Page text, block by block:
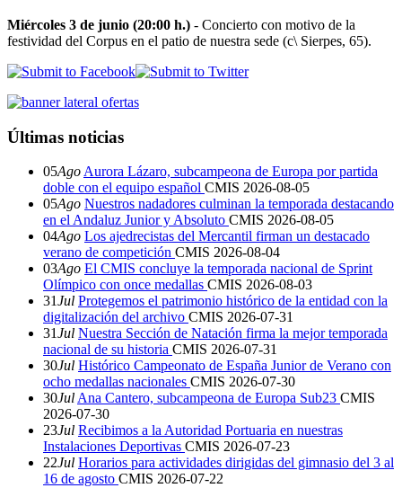
Miércoles 3 de junio (20:00 h.) - Concierto con motivo de la
festividad del Corpus en el patio de nuestra sede (c\ Sierpes, 65).
Últimas noticias
05Ago Aurora Lázaro, subcampeona de Europa por partida
doble con el equipo español CMIS 2026-08-05
05Ago Nuestros nadadores culminan la temporada destacando
en el Andaluz Junior y Absoluto CMIS 2026-08-05
04Ago Los ajedrecistas del Mercantil firman un destacado
verano de competición CMIS 2026-08-04
03Ago El CMIS concluye la temporada nacional de Sprint
Olímpico con once medallas CMIS 2026-08-03
31Jul Protegemos el patrimonio histórico de la entidad con la
digitalización del archivo CMIS 2026-07-31
31Jul Nuestra Sección de Natación firma la mejor temporada
nacional de su historia CMIS 2026-07-31
30Jul Histórico Campeonato de España Junior de Verano con
ocho medallas nacionales CMIS 2026-07-30
30Jul Ana Cantero, subcampeona de Europa Sub23 CMIS
2026-07-30
23Jul Recibimos a la Autoridad Portuaria en nuestras
Instalaciones Deportivas CMIS 2026-07-23
22Jul Horarios para actividades dirigidas del gimnasio del 3 al
16 de agosto CMIS 2026-07-22